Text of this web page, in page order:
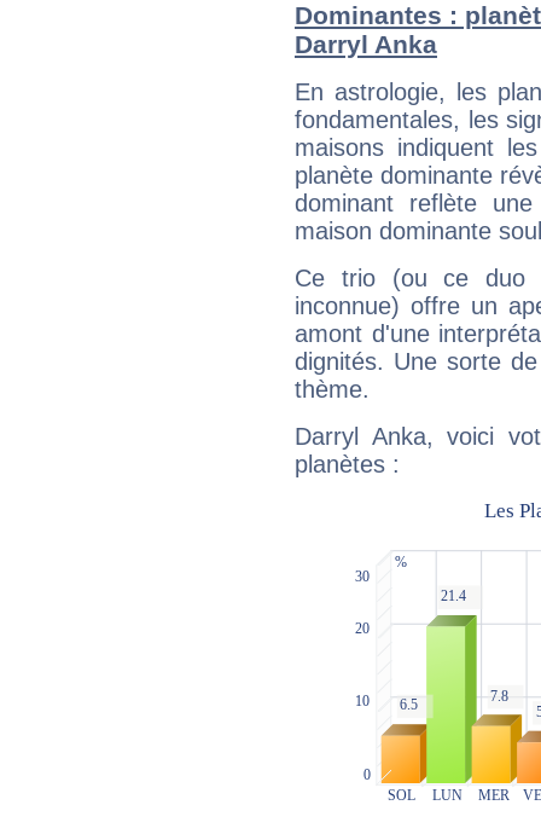
Dominantes :
Darryl Anka
En astrologie, les
fondamentales, les
maisons indiquent
planète dominante
dominant reflète
maison dominante
Ce trio (ou ce duo
inconnue) offre un
amont d'une
dignités. Une sorte
thème.
Darryl Anka, voici
planètes :